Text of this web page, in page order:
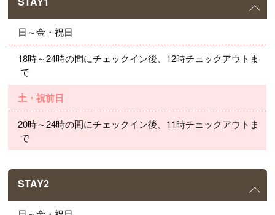
日～金・祝日
18時～24時の間にチェックイン後、12時チェックアウトま
で
土・祝前日
20時～24時の間にチェックイン後、11時チェックアウトま
で
STAY2